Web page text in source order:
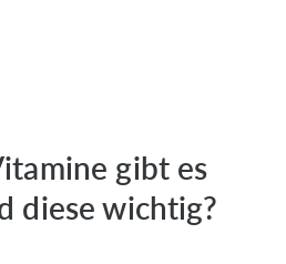
gibt es
diese wichtig?